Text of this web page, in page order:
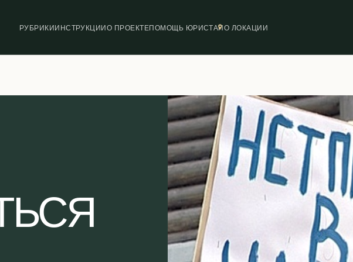
РУБРИКИИНСТРУКЦИИО ПРОЕКТЕПОМОЩЬ ЮРИСТАПО ЛОКАЦИИ